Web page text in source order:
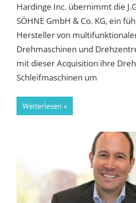
Hardinge Inc. übernimmt die J.G
SÖHNE GmbH & Co. KG, ein
Hersteller von
Drehmaschinen und
mit dieser Acquisition ihre
Schleifmaschinen um
Weiterlesen